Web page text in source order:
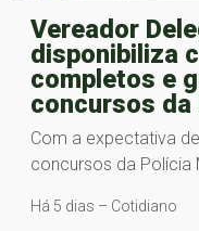
Vereador
disponibiliza
completos e
concursos da
Com a expectativa
concursos da Polícia
Há 5 dias – Cotidiano